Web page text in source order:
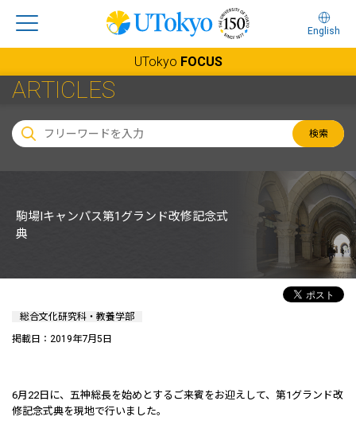
English
UTokyo FOCUS
ARTICLES
検索
駒場Iキャンパス第1グランド改修記念式
典
総合文化研究科・教養学部
掲載日：2019年7月5日
6月22日に、五神総長を始めとするご来賓をお迎えして、第1グランド改
修記念式典を現地で行いました。